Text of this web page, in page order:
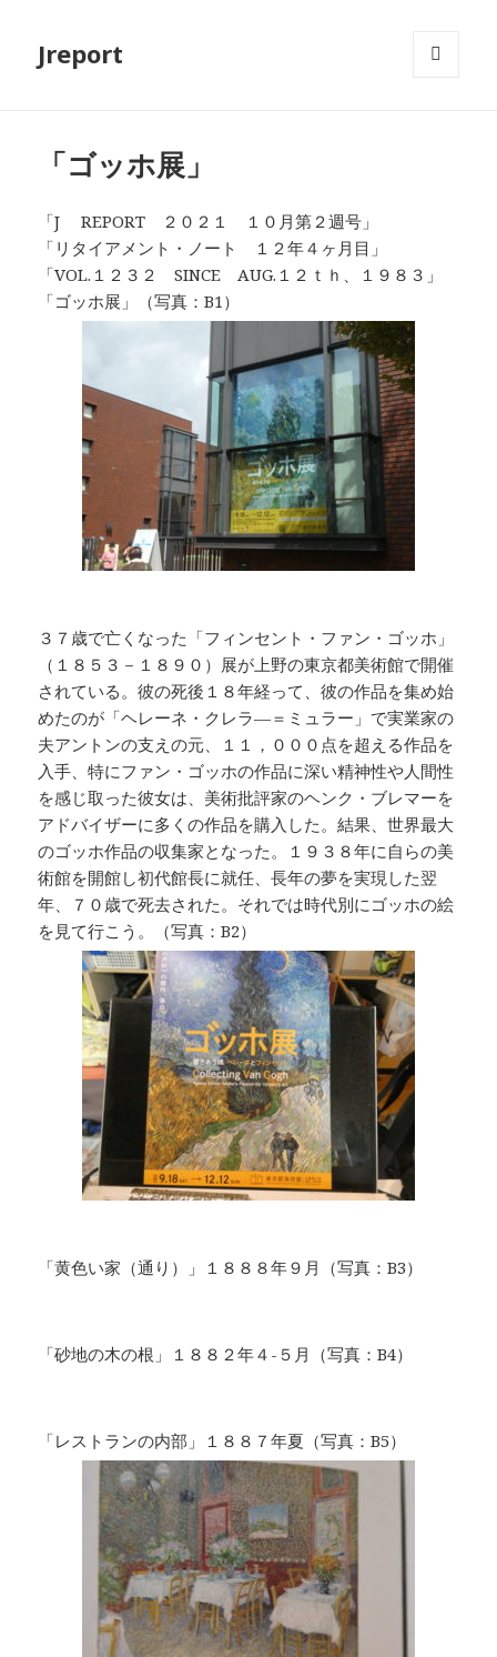
Jreport
「ゴッホ展」
「J REPORT ２０２１ １０月第２週号」
「リタイアメント・ノート １２年４ヶ月目」
「VOL.１２３２ SINCE AUG.１２ｔｈ、１９８３」
「ゴッホ展」（写真：B1）
３７歳で亡くなった「フィンセント・ファン・ゴッホ」
（１８５３－１８９０）展が上野の東京都美術館で開催
されている。彼の死後１８年経って、彼の作品を集め始
めたのが「ヘレーネ・クレラ―＝ミュラー」で実業家の
夫アントンの支えの元、１１，０００点を超える作品を
入手、特にファン・ゴッホの作品に深い精神性や人間性
を感じ取った彼女は、美術批評家のヘンク・ブレマーを
アドバイザーに多くの作品を購入した。結果、世界最大
のゴッホ作品の収集家となった。１９３８年に自らの美
術館を開館し初代館長に就任、長年の夢を実現した翌
年、７０歳で死去された。それでは時代別にゴッホの絵
を見て行こう。（写真：B2）
「黄色い家（通り）」１８８８年９月（写真：B3）
「砂地の木の根」１８８２年４-５月（写真：B4）
「レストランの内部」１８８７年夏（写真：B5）